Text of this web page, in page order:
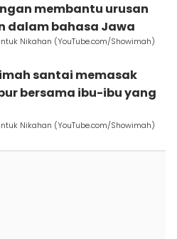
membantu urusan
dalam bahasa Jawa
Nikahan (YouTube.com/Showimah)
santai memasak
bersama ibu-ibu yang
Nikahan (YouTube.com/Showimah)